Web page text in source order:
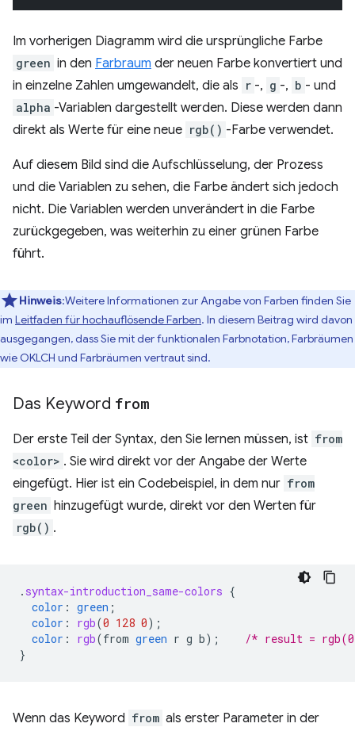
Im vorherigen Diagramm wird die ursprüngliche Farbe
green in den Farbraum der neuen Farbe konvertiert und
in einzelne Zahlen umgewandelt, die als r -, g -, b - und
alpha -Variablen dargestellt werden. Diese werden dann
direkt als Werte für eine neue rgb() -Farbe verwendet.
Auf diesem Bild sind die Aufschlüsselung, der Prozess
und die Variablen zu sehen, die Farbe ändert sich jedoch
nicht. Die Variablen werden unverändert in die Farbe
zurückgegeben, was weiterhin zu einer grünen Farbe
führt.
Hinweis:Weitere Informationen zur Angabe von Farben finden Sie
im Leitfaden für hochauflösende Farben. In diesem Beitrag wird davon
ausgegangen, dass Sie mit der funktionalen Farbnotation, Farbräumen
wie OKLCH und Farbräumen vertraut sind.
Das Keyword from
Der erste Teil der Syntax, den Sie lernen müssen, ist from
<color> . Sie wird direkt vor der Angabe der Werte
eingefügt. Hier ist ein Codebeispiel, in dem nur from
green hinzugefügt wurde, direkt vor den Werten für
rgb() .
. syntax-introduction_same-colors {
color : green ;
color : rgb(0 128 0);
color : rgb(from green r g b);
/* result =
}
Wenn das Keyword from als erster Parameter in der